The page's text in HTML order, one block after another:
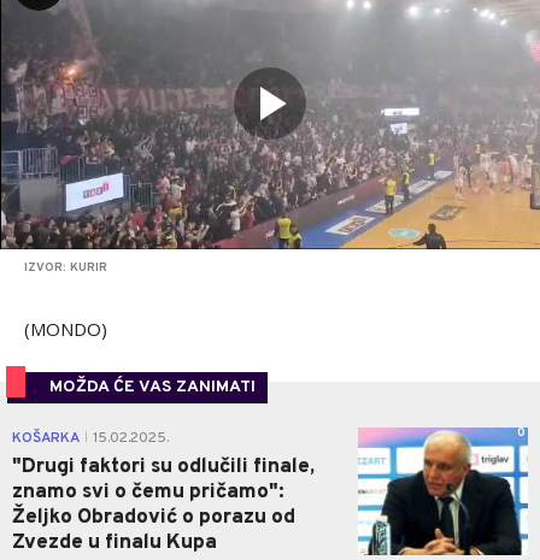
IZVOR: KURIR
(MONDO)
MOŽDA ĆE VAS ZANIMATI
KOŠARKA 15.02.2025.
"Drugi faktori su odlučili finale,
znamo svi o čemu pričamo":
Željko Obradović o porazu od
Zvezde u finalu Kupa
0